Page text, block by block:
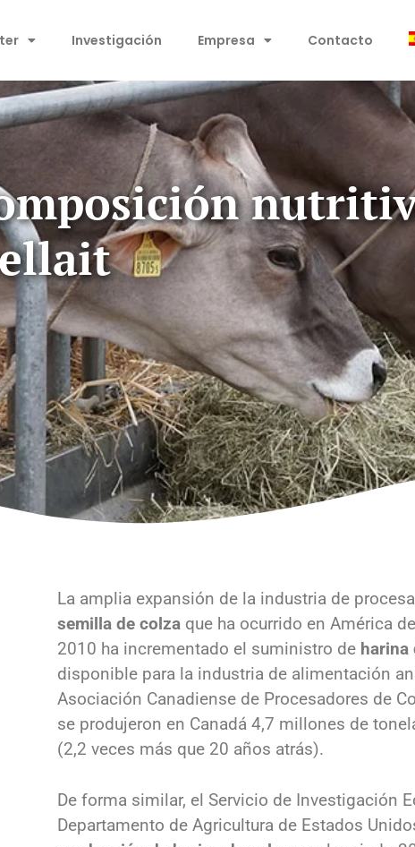
Investigación Empresa Contacto
La amplia expansión de la industria de
semilla de colza que ha ocurrido en América
2010 ha incrementado el suministro de harina
disponible para la industria de alimentación
Asociación Canadiense de Procesadores de
se produjeron en Canadá 4,7 millones de
(2,2 veces más que 20 años atrás).
De forma similar, el Servicio de Investigación
Departamento de Agricultura de Estados